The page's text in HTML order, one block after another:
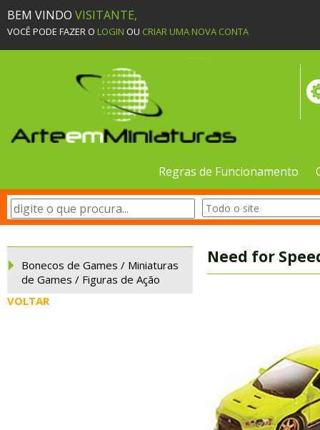
BEM VINDO VISITANTE,
VOCÊ PODE FAZER O LOGIN OU CRIAR UMA NOVA CONTA
Regras de Funcionamento
Bonecos de Games / Miniaturas
de Games / Figuras de Ação
VOLTAR
Need for